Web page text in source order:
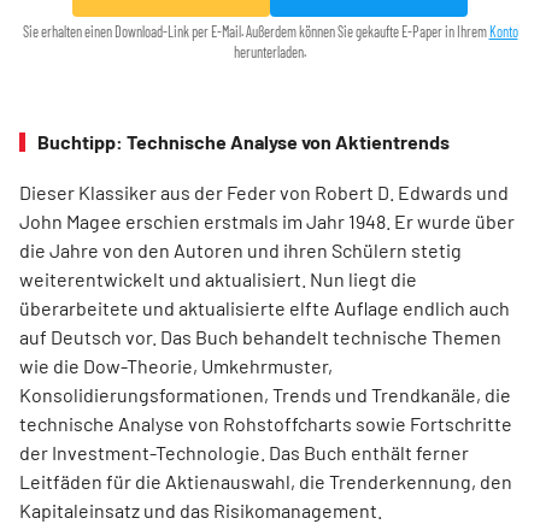
Sie erhalten einen Download-Link per E-Mail. Außerdem können Sie gekaufte E-Paper in Ihrem Konto
herunterladen.
Buchtipp: Technische Analyse von Aktientrends
Dieser Klassiker aus der Feder von Robert D. Edwards und
John Magee erschien erstmals im Jahr 1948. Er wurde über
die Jahre von den Autoren und ihren Schülern stetig
weiterentwickelt und aktualisiert. Nun liegt die
überarbeitete und aktualisierte elfte Auflage endlich auch
auf Deutsch vor. Das Buch behandelt technische Themen
wie die Dow-Theorie, Umkehrmuster,
Konsolidierungsformationen, Trends und Trend­kanäle, die
technische Analyse von Rohstoffcharts sowie Fortschritte
der Investment-Technologie. Das Buch enthält ferner
Leitfäden für die Aktienauswahl, die Trenderkennung, den
Kapitaleinsatz und das Risikomanagement.